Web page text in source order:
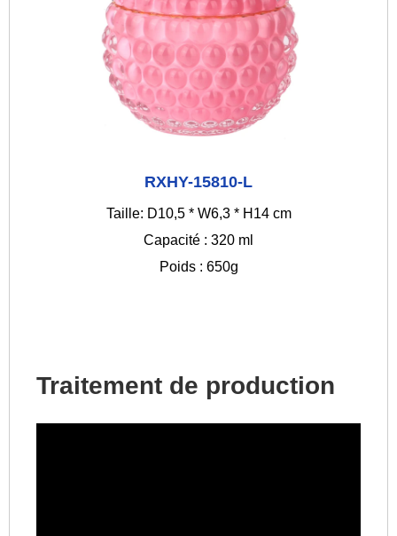
RXHY-15810-L
Taille: D10,5 * W6,3 * H14 cm
Capacité : 320 ml
Poids : 650g
Traitement de production